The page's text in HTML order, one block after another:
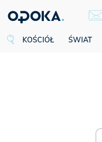
KOŚCIÓŁ ŚWIAT